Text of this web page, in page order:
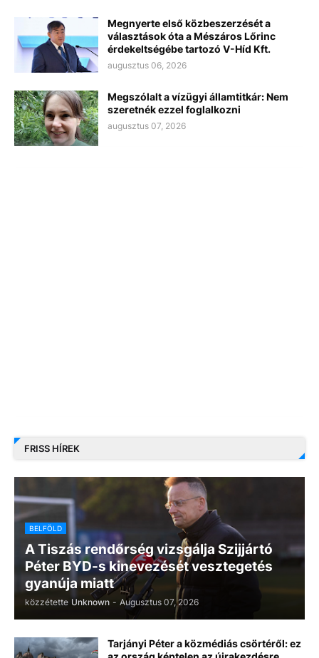
Megnyerte első közbeszerzését a
választások óta a Mészáros Lőrinc
érdekeltségébe tartozó V-Híd Kft.
augusztus 06, 2026
Megszólalt a vízügyi államtitkár: Nem
szeretnék ezzel foglalkozni
augusztus 07, 2026
FRISS HÍREK
BELFÖLD
A Tiszás rendőrség vizsgálja Szijjártó
Péter BYD-s kinevezését vesztegetés
gyanúja miatt
közzétette Unknown - Augusztus 07, 2026
Tarjányi Péter a közmédiás csörtéről: ez